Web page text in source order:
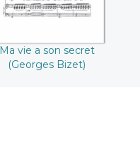
Ma vie a son secret
(Georges Bizet)